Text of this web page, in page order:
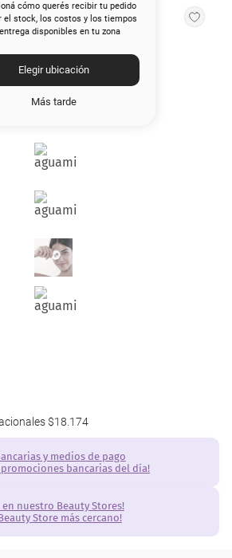
cómo querés recibir tu pedido
el stock, los costos y los tiempos
disponibles en tu zona
Elegir ubicación
Más tarde
$18.174
y medios de pago
promociones bancarias del día!
en nuestro Beauty Stores!
Store más cercano!